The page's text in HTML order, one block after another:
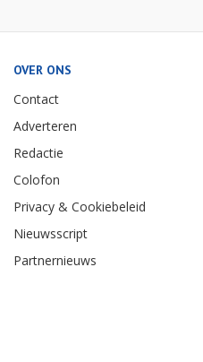
OVER ONS
Contact
Adverteren
Redactie
Colofon
Privacy & Cookiebeleid
Nieuwsscript
Partnernieuws